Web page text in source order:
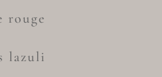
rouge
lazuli